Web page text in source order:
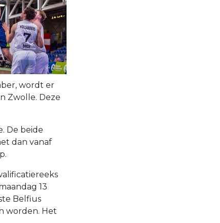
wordt er
Zwolle. Deze
De beide
dan vanaf
13
Belfius
worden. Het